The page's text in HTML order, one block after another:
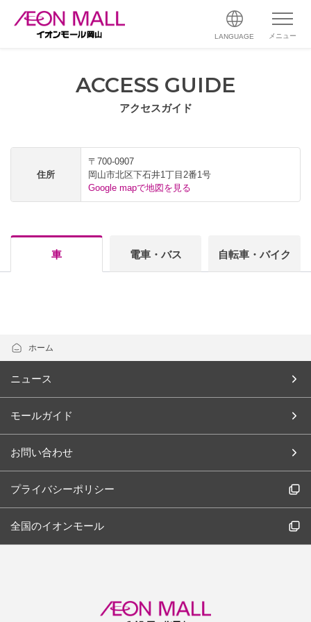
LANGUAGE メニュー
ACCESS GUIDE
アクセスガイド
住所
〒700-0907
岡山市北区下石井1丁目2番1号
Google mapで地図を見る
車 電車・バス 自転車・バイク
ホーム
ニュース
モールガイド
お問い合わせ
プライバシーポリシー
全国のイオンモール